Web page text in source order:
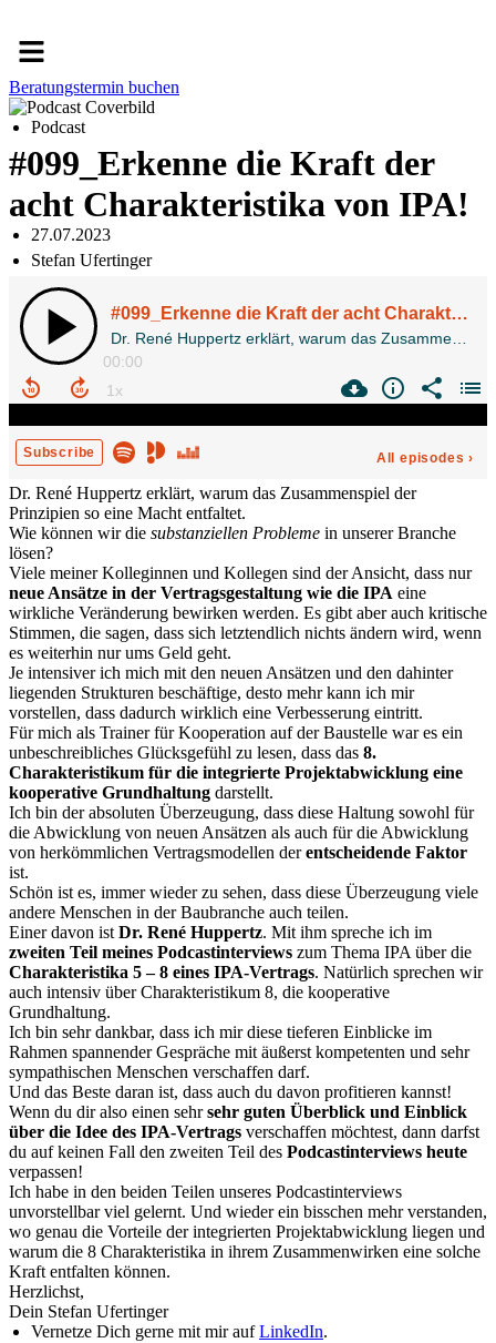
Menü
Beratungstermin buchen
Podcast
#099_Erkenne die Kraft der
acht Charakteristika von IPA!
27.07.2023
Stefan Ufertinger
Dr. René Huppertz erklärt, warum das Zusammenspiel der
Prinzipien so eine Macht entfaltet.
Wie können wir die substanziellen Probleme in unserer Branche
lösen?
Viele meiner Kolleginnen und Kollegen sind der Ansicht, dass nur
neue Ansätze in der Vertragsgestaltung wie die IPA eine
wirkliche Veränderung bewirken werden. Es gibt aber auch kritische
Stimmen, die sagen, dass sich letztendlich nichts ändern wird, wenn
es weiterhin nur ums Geld geht.
Je intensiver ich mich mit den neuen Ansätzen und den dahinter
liegenden Strukturen beschäftige, desto mehr kann ich mir
vorstellen, dass dadurch wirklich eine Verbesserung eintritt.
Für mich als Trainer für Kooperation auf der Baustelle war es ein
unbeschreibliches Glücksgefühl zu lesen, dass das 8.
Charakteristikum für die integrierte Projektabwicklung eine
kooperative Grundhaltung darstellt.
Ich bin der absoluten Überzeugung, dass diese Haltung sowohl für
die Abwicklung von neuen Ansätzen als auch für die Abwicklung
von herkömmlichen Vertragsmodellen derentscheidende Faktor
ist.
Schön ist es, immer wieder zu sehen, dass diese Überzeugung viele
andere Menschen in der Baubranche auch teilen.
Einer davon ist Dr. René Huppertz. Mit ihm spreche ich im
zweiten Teil meines Podcastinterviews zum Thema IPA über die
Charakteristika 5 – 8 eines IPA-Vertrags. Natürlich sprechen wir
auch intensiv über Charakteristikum 8, die kooperative
Grundhaltung.
Ich bin sehr dankbar, dass ich mir diese tieferen Einblicke im
Rahmen spannender Gespräche mit äußerst kompetenten und sehr
sympathischen Menschen verschaffen darf.
Und das Beste daran ist, dass auch du davon profitieren kannst!
Wenn du dir also einen sehrsehr guten Überblick und Einblick
über die Idee des IPA-Vertrags verschaffen möchtest, dann darfst
du auf keinen Fall den zweiten Teil des Podcastinterviews heute
verpassen!
Ich habe in den beiden Teilen unseres Podcastinterviews
unvorstellbar viel gelernt. Und wieder ein bisschen mehr verstanden,
wo genau die Vorteile der integrierten Projektabwicklung liegen und
warum die 8 Charakteristika in ihrem Zusammenwirken eine solche
Kraft entfalten können.
Herzlichst,
Dein Stefan Ufertinger
Vernetze Dich gerne mit mir aufLinkedIn.